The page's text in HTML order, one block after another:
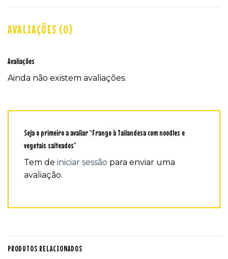
AVALIAÇÕES (0)
Avaliações
Ainda não existem avaliações.
Seja o primeiro a avaliar “Frango à Tailandesa com noodles e
vegetais salteados”
Tem de iniciar sessão para enviar uma
avaliação.
PRODUTOS RELACIONADOS